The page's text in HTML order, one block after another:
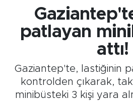
patlayan
attı!
Gaziantep'te, lastiğinin
kontrolden çıkarak,
minibüsteki 3 kişi yara
Tüm Manşetler
Son Dakika Haberleri